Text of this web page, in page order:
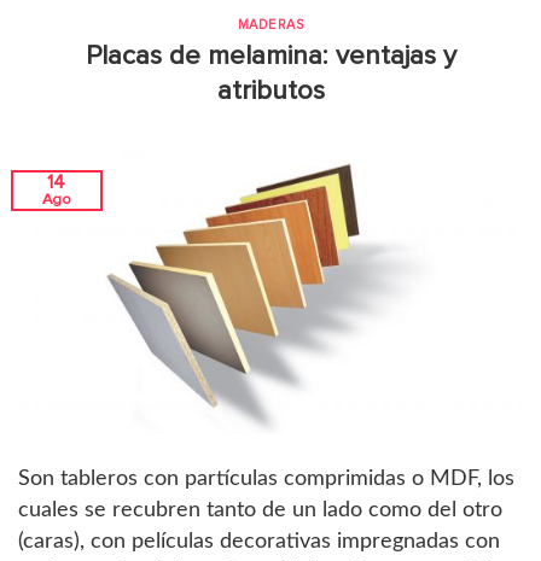
MADERAS
Placas de melamina: ventajas y
atributos
14
Ago
Son tableros con partículas comprimidas o MDF, los
cuales se recubren tanto de un lado como del otro
(caras), con películas decorativas impregnadas con